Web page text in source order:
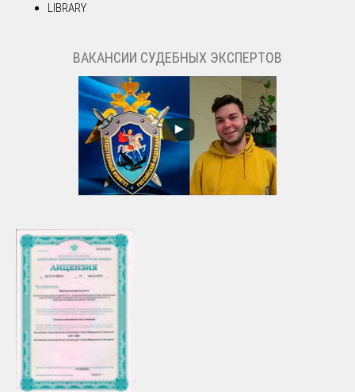
LIBRARY
ВАКАНСИИ СУДЕБНЫХ ЭКСПЕРТОВ